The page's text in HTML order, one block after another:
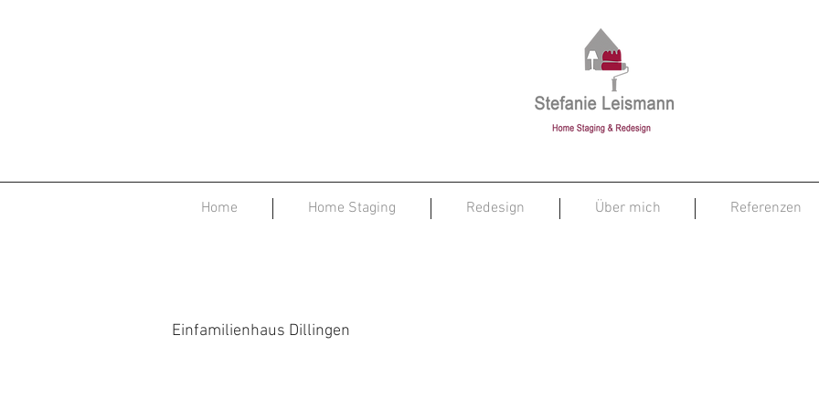
Home Home Staging Redesign Über mich Referenzen
Einfamilienhaus Dillingen